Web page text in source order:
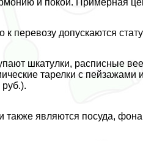
и покой. Примерная
к перевозу допускаются
шкатулки, расписные
тарелки с
руб.).
являются посуда,